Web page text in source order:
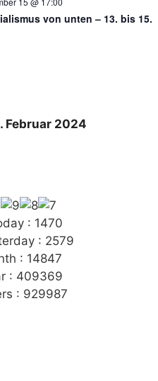
von unten – 13. bis 15.
Februar 2024
: 1470
: 2579
: 14847
: 409369
: 929987